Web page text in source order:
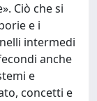
Ciò che si
e i
intermedi
anche
e
concetti e